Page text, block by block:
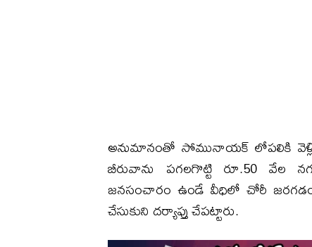
అనుమానంతో సోమునాయక్ లోపలికి వెళ్లి
బీరువాను పగలగొట్టి రూ.50 వేల
జనసంచారం ఉండే వీధిలో చోరీ
చేసుకుని దర్యాప్తు చేపట్టారు.